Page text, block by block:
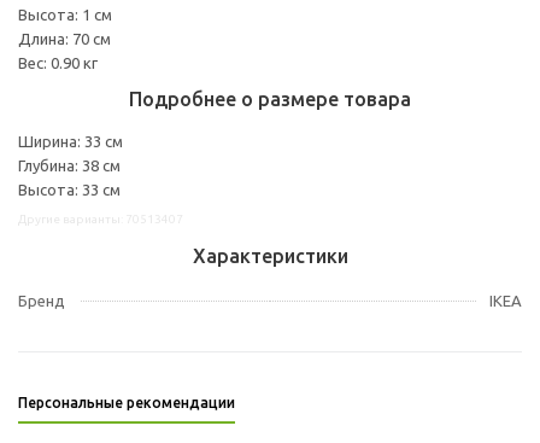
Высота: 1 см
Длина: 70 см
Вес: 0.90 кг
Подробнее о размере товара
Ширина: 33 см
Глубина: 38 см
Высота: 33 см
Характеристики
Бренд IKEA
Персональные рекомендации